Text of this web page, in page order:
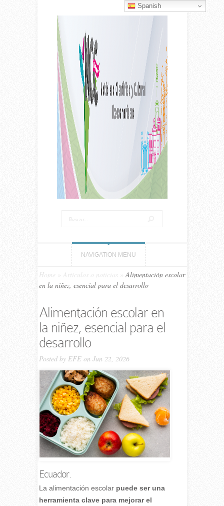
NAVIGATION MENU
Home Artículos o noticias
Alimentación escolar
en la niñez, esencial para el desarrollo
Alimentación escolar en
la niñez, esencial para el
desarrollo
Posted by EFEon Jun 22, 2026
Ecuador.
La alimentación escolar puede ser una
herramienta clave para mejorar el
Spanish